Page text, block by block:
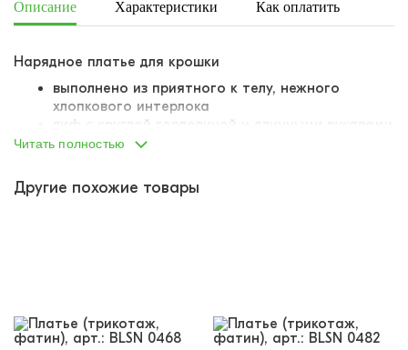
Описание Характеристики Как оплатить
Нарядное платье для крошки
выполнено из приятного к телу, нежного
хлопкового интерлока
лиф с круглой горловиной и длинными рукавами
горловина обработана подгибом на лицевую
юбка из нескольких слоев пышного фатина
ассортимент и дарите покупателям незабываемые
моменты!
Читать полностью
Другие похожие товары